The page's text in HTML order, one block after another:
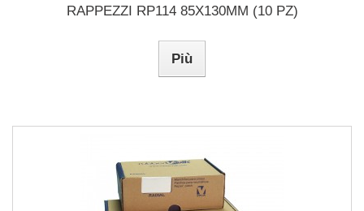
RAPPEZZI RP114 85X130MM (10 PZ)
Più